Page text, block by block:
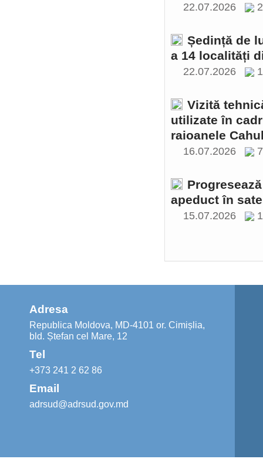
22.07.2026
Ședință de
a 14 localități
22.07.2026
Vizită
utilizate în
raioanele
16.07.2026
apeduct în
15.07.2026
Adresa
Republica Moldova, MD-4101 or. Cimișlia,
bld. Ștefan cel Mare, 12
Tel
+373 241 2 62 86
Email
adrsud@adrsud.gov.md